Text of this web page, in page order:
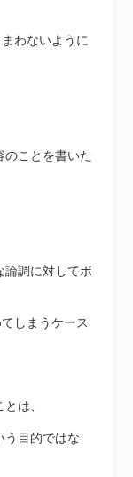
わないように
のことを書いた
論調に対してボ
しまうケース
は、
う目的ではな